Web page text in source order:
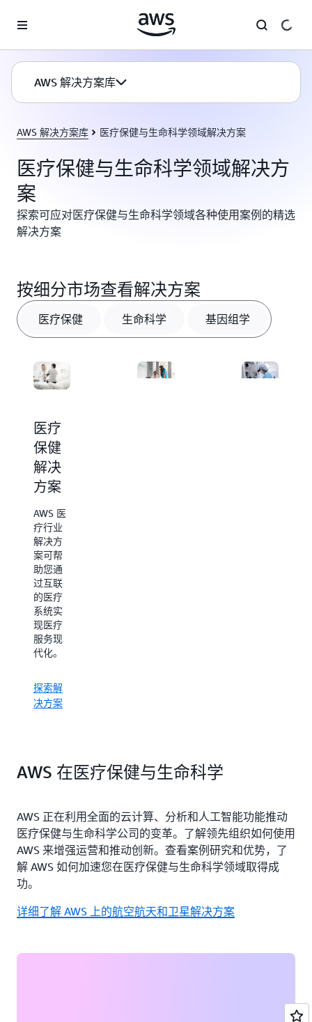
AWS 解决方案库
AWS 解决方案库 医疗保健与生命科学领域解决方案
医疗保健与生命科学领域解决方
案
探索可应对医疗保健与生命科学领域各种使用案例的精选
解决方案
按细分市场查看解决方案
医疗保健 生命科学 基因组学
医疗
保健
解决
方案
AWS 医
疗行业
解决方
案可帮
助您通
过互联
的医疗
系统实
现医疗
服务现
代化。
探索解
决方案
AWS 在医疗保健与生命科学
AWS 正在利用全面的云计算、分析和人工智能功能推动
医疗保健与生命科学公司的变革。了解领先组织如何使用
AWS 来增强运营和推动创新。查看案例研究和优势，了
解 AWS 如何加速您在医疗保健与生命科学领域取得成
功。
详细了解 AWS 上的航空航天和卫星解决方案